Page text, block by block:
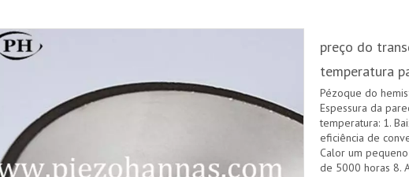
preço do
temperatura
Pézoque do
Espessura da
temperatura: 1.
eficiência de
Calor um
de 5000 horas 8.